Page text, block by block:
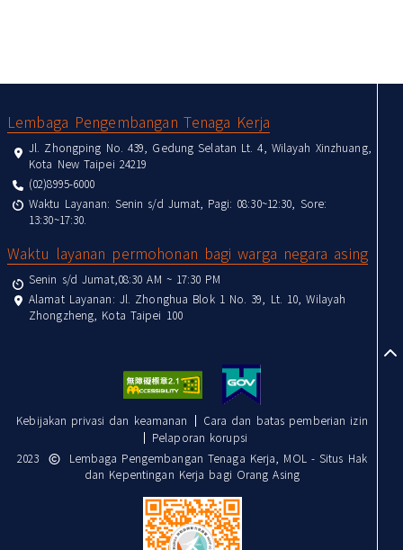
Lembaga Pengembangan Tenaga Kerja
Jl. Zhongping No. 439, Gedung Selatan Lt. 4, Wilayah Xinzhuang,
Kota New Taipei 24219
(02)8995-6000
Waktu Layanan: Senin s/d Jumat, Pagi: 08:30~12:30, Sore:
13:30~17:30.
Waktu layanan permohonan bagi warga negara asing
Senin s/d Jumat,08:30 AM ~ 17:30 PM
Alamat Layanan: Jl. Zhonghua Blok 1 No. 39, Lt. 10, Wilayah
Zhongzheng, Kota Taipei 100
Kebijakan privasi dan keamanan
Cara dan batas pemberian izin
Pelaporan korupsi
2023
Lembaga Pengembangan Tenaga Kerja, MOL - Situs Hak
dan Kepentingan Kerja bagi Orang Asing